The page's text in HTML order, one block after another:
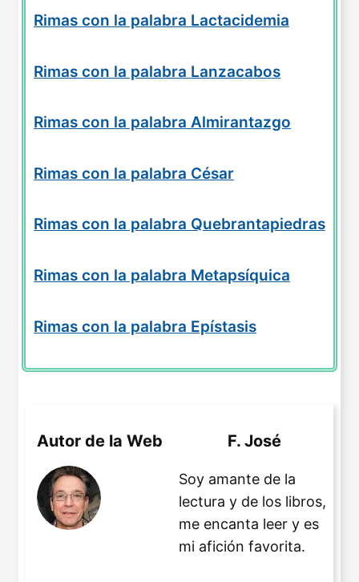
Rimas con la palabra Lactacidemia
Rimas con la palabra Lanzacabos
Rimas con la palabra Almirantazgo
Rimas con la palabra César
Rimas con la palabra Quebrantapiedras
Rimas con la palabra Metapsíquica
Rimas con la palabra Epístasis
Autor de la Web F. José
Soy amante de la
lectura y de los libros,
me encanta leer y es
mi afición favorita.